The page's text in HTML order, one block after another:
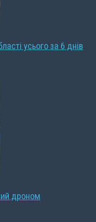
усього за 6 днів
дроном